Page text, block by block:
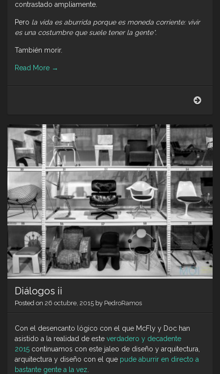
contrastado ampliamente.
Pero la vida es aburrida porque es moneda corriente: vivir
es una costumbre que suele tener la gente*.
También morir.
Read More →
Diálogos ii
Posted on 26 octubre, 2015 by PedroRamos
Con el desencanto lógico con el que McFly y Doc han
asistido a la realidad de este verdadero y decadente
2015 continuamos con este jaleo de diseño y arquitectura,
arquitectura y diseño con el que pude aburrir en directo a
bastante gente a la vez.